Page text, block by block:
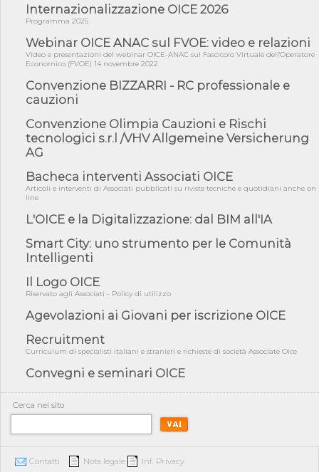
con ...
06/08/26 - DL PA approvato in Cdm: contributi per
riqualificazione sism...
06/08/26 - CdM: approvato il d.lgs. di adeguamento all’AI Act in
mate...
06/08/26 - DDL delegazione europea in Cdm per recepimento
norme UE in m...
05/08/26 - DL Infrastrutture e PNRR è legge: approvata oggi la
fiducia...
05/08/26 - Focus OICE sul DDL di riforma della responsabilità
05/08/26 - Anac: pubblicata la Relazione illustrativa al Bando tipo
2 s...
05/08/26 - SAVE THE DATE: Assemblea Pubblica Confindustria
Professioni ...
05/08/26 - Successo OICE per il bando della Città metropolitana
di Reg...
05/08/26 - Lettera OICE per il bando della Giunta Regionale della
Campa...
04/08/26 - DL PA: previste cancellazioni da elenchi professionisti
per ...
04/08/26 - International Sustainable Buildings Competition -
COP31, An...
04/08/26 - CdS, project financing: progetto di fattibilità da
impugnar...
04/08/26 - Rapporto Anac corruzione 2020-2026: procedimenti
penali per ...
04/08/26 - CdS: partecipazione alla gara non equivale ad
acquiescenza r...
04/08/26 - DL Infrastrutture approvato alla Camera, passa ora al
Internazionalizzazione OICE 2026
Programma 2025
Webinar OICE ANAC sul FVOE: video e relazioni
Video e presentazioni del webinar OICE-ANAC sul Fascicolo Virtuale dell'Operatore
Economico (FVOE) 14 novembre 2022
Convenzione BIZZARRI - RC professionale e
cauzioni
Convenzione Olimpia Cauzioni e Rischi
tecnologici s.r.l /VHV Allgemeine Versicherung
AG
Bacheca interventi Associati OICE
Articoli e interventi di Associati pubblicati su riviste tecniche e quotidiani anche on
line
L'OICE e la Digitalizzazione: dal BIM all'IA
Smart City: uno strumento per le Comunità
Intelligenti
Il Logo OICE
Riservato agli Associati - Policy di utilizzo
Agevolazioni ai Giovani per iscrizione OICE
Recruitment
Curriculum di specialisti italiani e stranieri e richieste di società Associate Oice
Convegni e seminari OICE
Cerca nel sito
Contatti Nota legale Inf. Privacy